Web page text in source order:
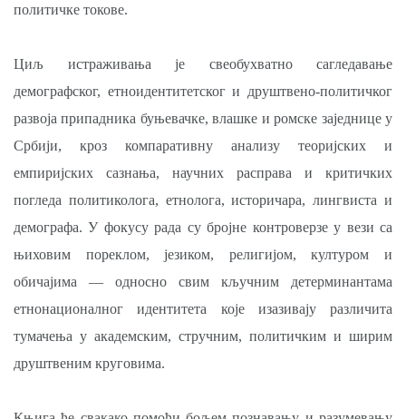
политичке токове.
Циљ истраживања је свеобухватно сагледавање
демографског, етноидентитетског и друштвено-политичког
развоја припадника буњевачке, влашке и ромске заједнице у
Србији, кроз компаративну анализу теоријских и
емпиријских сазнања, научних расправа и критичких
погледа политиколога, етнолога, историчара, лингвиста и
демографа. У фокусу рада су бројне контроверзе у вези са
њиховим пореклом, језиком, религијом, културом и
обичајима — односно свим кључним детерминантама
етнонационалног идентитета које изазивају различита
тумачења у академским, стручним, политичким и ширим
друштвеним круговима.